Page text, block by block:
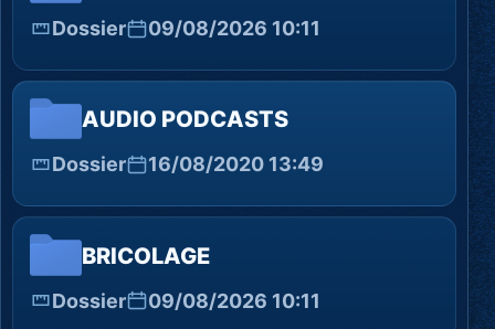
Dossier 09/08/2026 10:11
AUDIO PODCASTS
Dossier 16/08/2020 13:49
BRICOLAGE
Dossier 09/08/2026 10:11